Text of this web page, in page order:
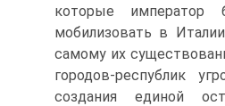
которые император
мобилизовать в
самому их
городов-республик
создания единой